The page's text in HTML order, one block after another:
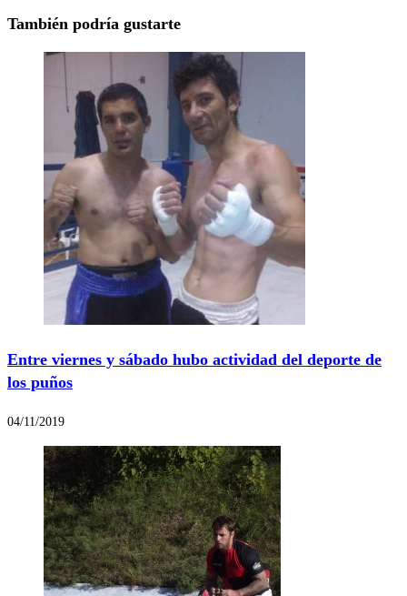
También podría gustarte
Entre viernes y sábado hubo actividad del deporte de
los puños
04/11/2019